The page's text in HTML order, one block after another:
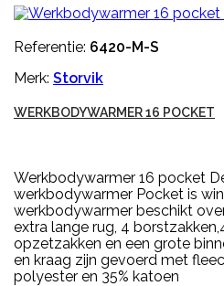
Referentie: 6420-M-S
Merk: Storvik
WERKBODYWARMER 16 POCKET
Werkbodywarmer 16 pocket
werkbodywarmer Pocket is
werkbodywarmer beschikt
extra lange rug, 4
opzetzakken en een grote
en kraag zijn gevoerd met
polyester en 35% katoen